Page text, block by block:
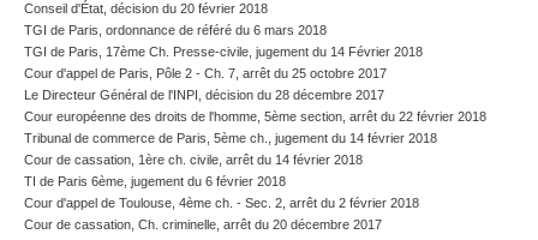
Conseil d'État, décision du 20 février 2018
TGI de Paris, ordonnance de référé du 6 mars 2018
TGI de Paris, 17ème Ch. Presse-civile, jugement du 14 Février 2018
Cour d'appel de Paris, Pôle 2 - Ch. 7, arrêt du 25 octobre 2017
Le Directeur Général de l'INPI, décision du 28 décembre 2017
Cour européenne des droits de l'homme, 5ème section, arrêt du 22 février 2018
Tribunal de commerce de Paris, 5ème ch., jugement du 14 février 2018
Cour de cassation, 1ère ch. civile, arrêt du 14 février 2018
TI de Paris 6ème, jugement du 6 février 2018
Cour d'appel de Toulouse, 4ème ch. - Sec. 2, arrêt du 2 février 2018
Cour de cassation, Ch. criminelle, arrêt du 20 décembre 2017